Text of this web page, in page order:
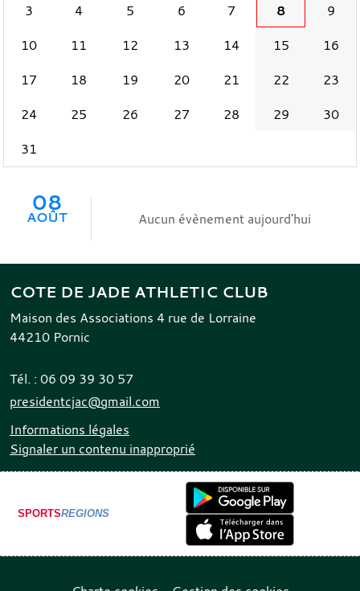
3
4 5 6 7 8
9
10
11 12 13 14 15
16
17
18 19 20 21 22
23
24
25 26 27 28 29
30
31
08
AOÛT Aucun évènement aujourd'hui
COTE DE JADE ATHLETIC CLUB
Maison des Associations 4 rue de Lorraine
44210 Pornic
Tél. : 06 09 39 30 57
presidentcjac@gmail.com
Informations légales
Signaler un contenu inapproprié
SPORTSREGIONS